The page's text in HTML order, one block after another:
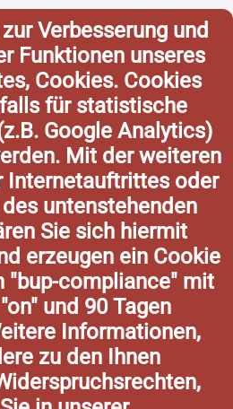
Verbesserung und
Funktionen unseres
Cookies. Cookies
für statistische
Google Analytics)
Mit der weiteren
Internetauftrittes oder
untenstehenden
Sie sich hiermit
erzeugen ein Cookie
"bup-compliance" mit
und 90 Tagen
Informationen,
zu den Ihnen